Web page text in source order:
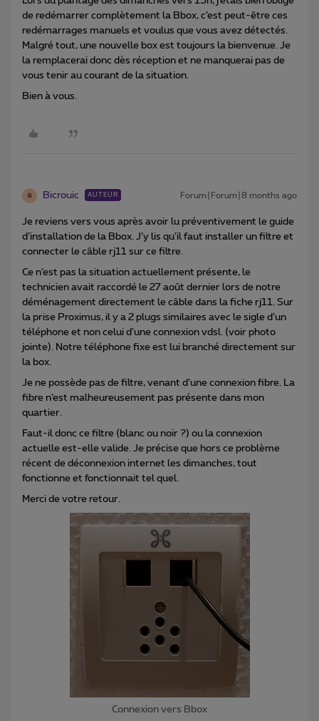
de redémarrer complètement la Bbox, c’est peut-être ces
redémarrages manuels et voulus que vous avez détectés.
Malgré tout, une nouvelle box est toujours la bienvenue. Je
la remplacerai donc dès réception et ne manquerai pas de
vous tenir au courant de la situation.
Bien à vous.
B Bicrouic AUTEUR Forum|Forum|8 months ago
Je reviens vers vous après avoir lu préventivement le guide
d’installation de la Bbox. J’y lis qu’il faut installer un filtre et
connecter le câble rj11 sur ce filtre.
Ce n’est pas la situation actuellement présente, le
technicien avait raccordé le 27 août dernier lors de notre
déménagement directement le câble dans la fiche rj11. Sur
la prise Proximus, il y a 2 plugs similaires avec le sigle d’un
téléphone et non celui d’une connexion vdsl. (voir photo
jointe). Notre téléphone fixe est lui branché directement sur
la box.
Je ne possède pas de filtre, venant d’une connexion fibre. La
fibre n’est malheureusement pas présente dans mon
quartier.
Faut-il donc ce filtre (blanc ou noir ?) ou la connexion
actuelle est-elle valide. Je précise que hors ce problème
récent de déconnexion internet les dimanches, tout
fonctionne et fonctionnait tel quel.
Merci de votre retour.
Connexion vers Bbox